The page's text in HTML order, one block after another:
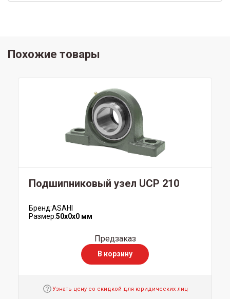
Похожие товары
Подшипниковый узел UCP 210
Бренд:ASAHI
Размер:50x0x0 мм
Предзаказ
В корзину
Узнать цену со скидкой для юридических лиц